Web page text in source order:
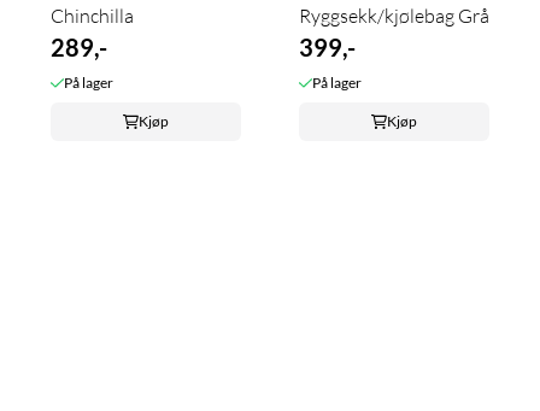
Chinchilla
289,-
På lager
Kjøp
Ryggsekk/kjølebag Grå
399,-
På lager
Kjøp